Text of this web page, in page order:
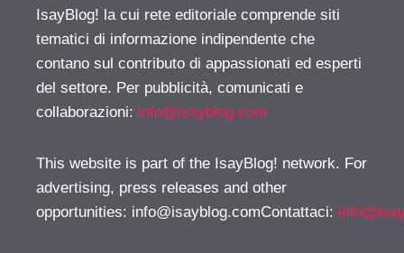
IsayBlog! la cui rete editoriale comprende siti
tematici di informazione indipendente che
contano sul contributo di appassionati ed esperti
del settore. Per pubblicità, comunicati e
collaborazioni: info@isayblog.com
This website is part of the IsayBlog! network. For
advertising, press releases and other
opportunities: info@isayblog.comContattaci: